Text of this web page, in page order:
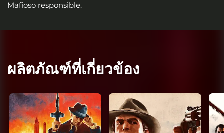
Mafioso responsible.
ผลิตภัณฑ์ที่เกี่ยวข้อง